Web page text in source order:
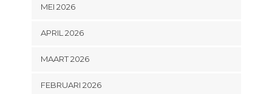
MEI 2026
APRIL 2026
MAART 2026
FEBRUARI 2026